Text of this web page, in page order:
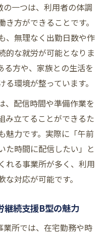
一つは、利用者の体調
方ができることです。
、無理なく出勤日数や作
的な就労が可能となりま
る方や、家族との生活を
環境が整っています。
、配信時間や準備作業を
み立てることができるた
魅力です。実際に「午前
た時間に配信したい」と
れる事業所が多く、利用
対応が可能です。
継続支援B型の魅力
所では、在宅勤務や時